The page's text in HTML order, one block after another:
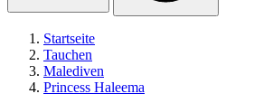
Startseite
Tauchen
Malediven
Princess Haleema